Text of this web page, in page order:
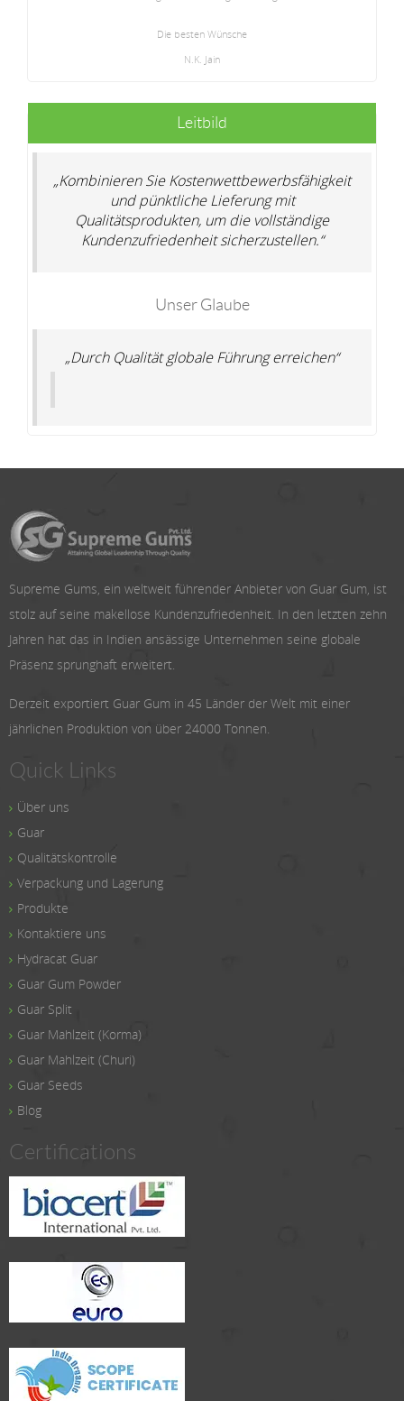
Die besten Wünsche
N.K. Jain
Leitbild
„Kombinieren Sie Kostenwettbewerbsfähigkeit
und pünktliche Lieferung mit
Qualitätsprodukten, um die vollständige
Kundenzufriedenheit sicherzustellen.“
Unser Glaube
„Durch Qualität globale Führung erreichen“
Supreme Gums, ein weltweit führender Anbieter von Guar Gum, ist
stolz auf seine makellose Kundenzufriedenheit. In den letzten zehn
Jahren hat das in Indien ansässige Unternehmen seine globale
Präsenz sprunghaft erweitert.
Derzeit exportiert Guar Gum in 45 Länder der Welt mit einer
jährlichen Produktion von über 24000 Tonnen.
Quick Links
Über uns
Guar
Qualitätskontrolle
Verpackung und Lagerung
Produkte
Kontaktiere uns
Hydracat Guar
Guar Gum Powder
Guar Split
Guar Mahlzeit (Korma)
Guar Mahlzeit (Churi)
Guar Seeds
Blog
Certifications